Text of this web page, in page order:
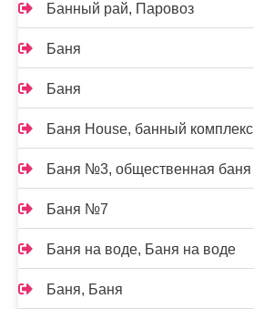
Банный рай, Паровоз
Баня
Баня
Баня House, банный комплекс
Баня №3, общественная баня
Баня №7
Баня на воде, Баня на воде
Баня, Баня